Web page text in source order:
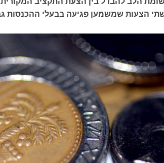
הצעות שמשמען פגיעה בבעלי ההכנסות